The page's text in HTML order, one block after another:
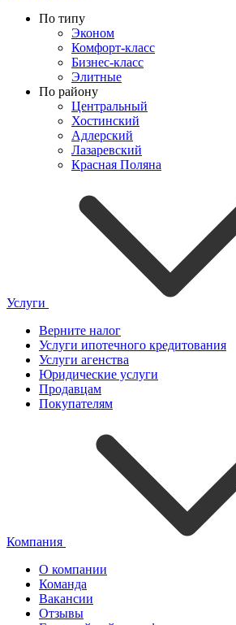
По типу
Эконом
Комфорт-класс
Бизнес-класс
Элитные
По району
Центральный
Хостинский
Адлерский
Лазаревский
Красная Поляна
Услуги
Верните налог
Услуги ипотечного кредитования
Услуги агенства
Юридические услуги
Продавцам
Покупателям
Компания
О компании
Команда
Вакансии
Отзывы